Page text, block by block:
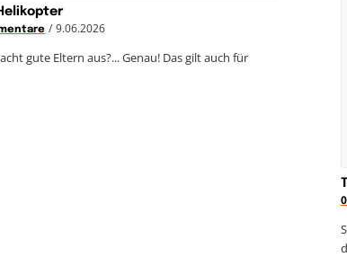
/ 9.06.2026
gute Eltern aus?... Genau! Das gilt auch für